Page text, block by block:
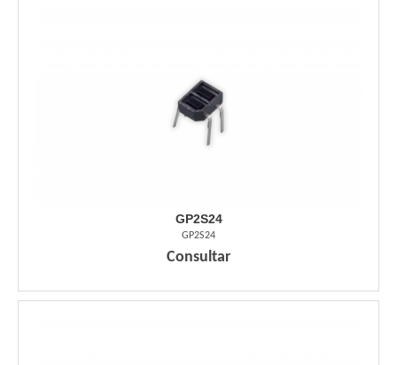
GP2S24
GP2S24
Consultar